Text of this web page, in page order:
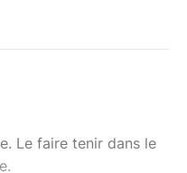
Le faire tenir dans le